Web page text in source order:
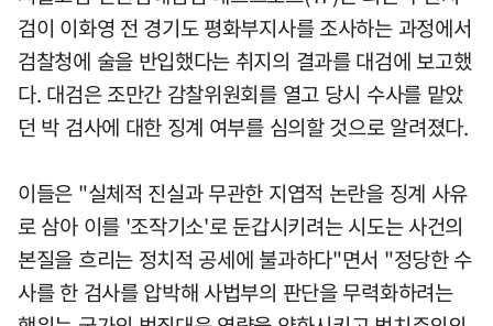
검이 이화영 전 경기도 평화부지사를 조사하는 과정에서
검찰청에 술을 반입했다는 취지의 결과를 대검에 보고했
다. 대검은 조만간 감찰위원회를 열고 당시 수사를 맡았
던 박 검사에 대한 징계 여부를 심의할 것으로 알려졌다.
이들은 "실체적 진실과 무관한 지엽적 논란을 징계 사유
로 삼아 이를 '조작기소'로 둔갑시키려는 시도는 사건의
본질을 흐리는 정치적 공세에 불과하다"면서 "정당한 수
사를 한 검사를 압박해 사법부의 판단을 무력화하려는